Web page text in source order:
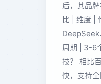
后，其品
比 | 维度
DeepSeek
周期 | 3-6
技？ 相比
快，支持